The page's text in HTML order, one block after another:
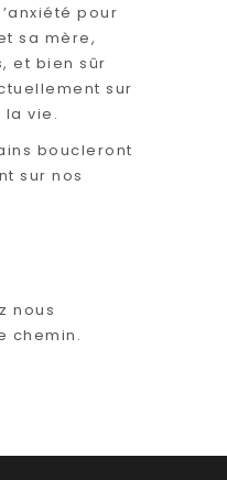
pour
sa mère,
et bien sûr
sur
la vie.
boucleront
sur nos
nous
chemin.